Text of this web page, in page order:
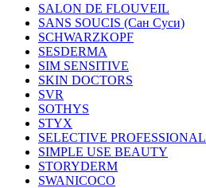
SALON DE FLOUVEIL
SANS SOUCIS (Сан Суси)
SCHWARZKOPF
SESDERMA
SIM SENSITIVE
SKIN DOCTORS
SVR
SOTHYS
STYX
SELECTIVE PROFESSIONAL
SIMPLE USE BEAUTY
STORYDERM
SWANICOCO